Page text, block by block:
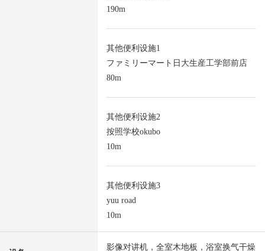
190m
其他便利设施1
ファミリーマート日大生産工学部前店
80m
其他便利设施2
按照学校okubo
10m
其他便利设施3
yuu road
10m
影像对讲机，全室木地板，浴室换气干燥